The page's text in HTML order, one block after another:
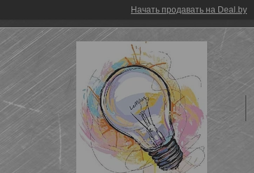
Начать продавать на Deal.by